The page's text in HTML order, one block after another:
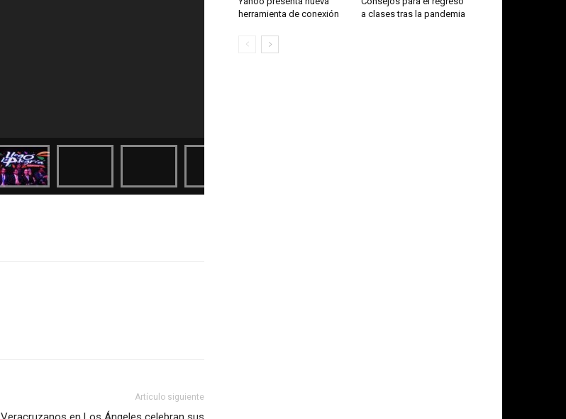
Artículo siguiente
herramienta de conexión
a clases tras la pandemia